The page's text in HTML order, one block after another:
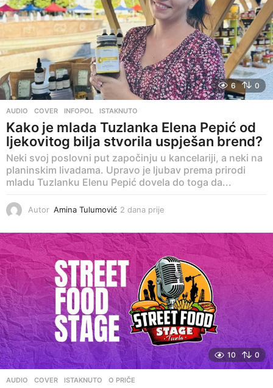
r
i
6 0
AUDIO ,COVER ,INFOPOL ,ISTAKNUTO
Kako je mlada Tuzlanka Elena Pepić od
ljekovitog bilja stvorila uspješan brend?
Neki svoj poslovni put započinju u kancelariji, a neki na
planinskim livadama. Upravo je ljubav prema prirodi
mladu Tuzlanku Elenu Pepić dovela do toga da...
Autor Amina Tulumović 2 dana prije
a
n
a
p
r
i
j
e
10 0
AUDIO ,COVER ,ISTAKNUTO ,O PRIČE